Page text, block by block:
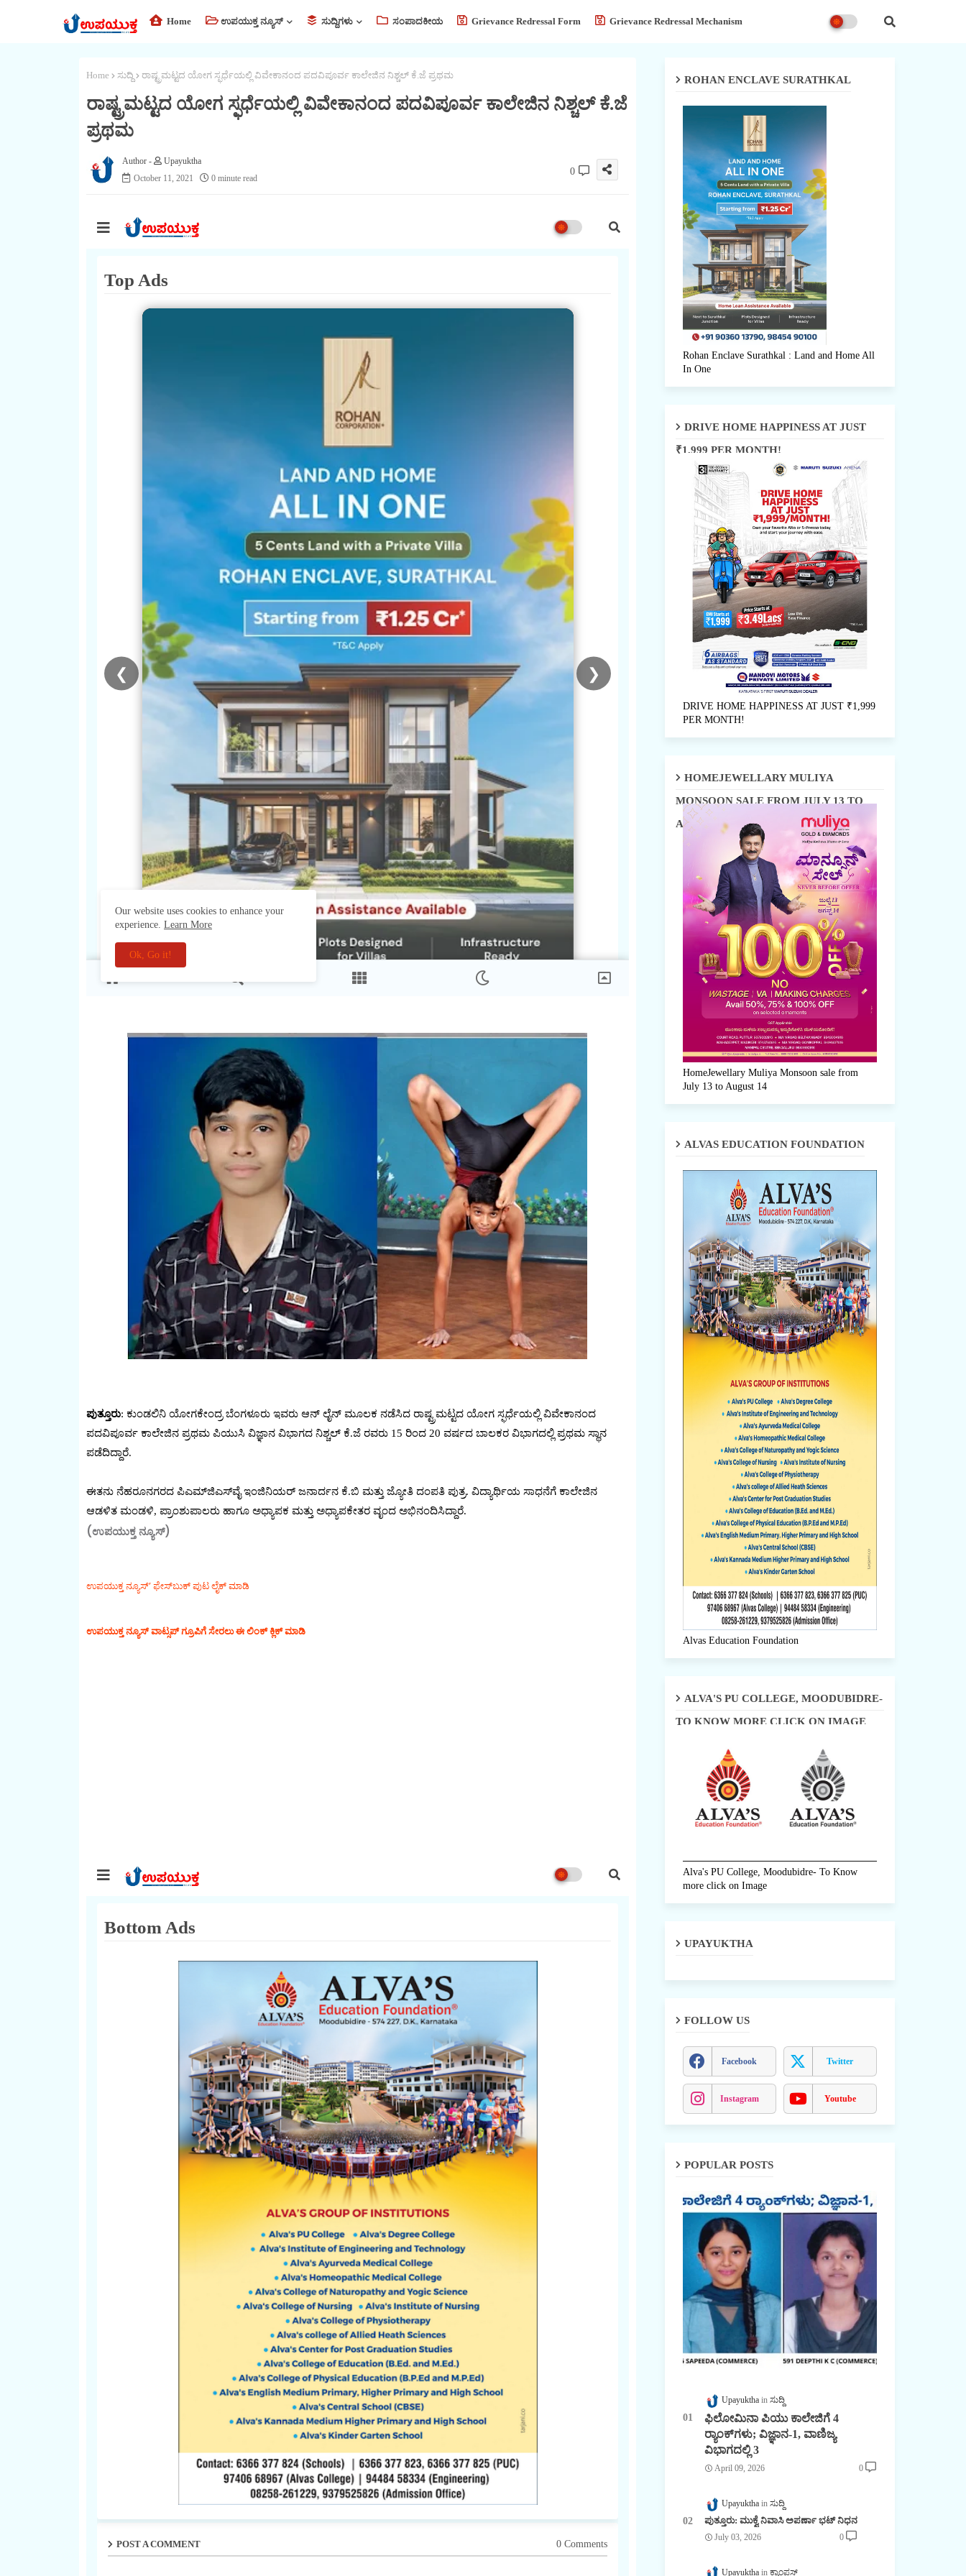
Home ಉಪಯುಕ್ತ ನ್ಯೂಸ್ ಸುದ್ದಿಗಳು ಸಂಪಾದಕೀಯ Grievance Redressal Form Grievance Redressal Mechanism
Home ಸುದ್ದಿ ರಾಷ್ಟ್ರಮಟ್ಟದ ಯೋಗ ಸ್ಫರ್ಧೆಯಲ್ಲಿ ವಿವೇಕಾನಂದ ಪದವಿಪೂರ್ವ ಕಾಲೇಜಿನ ನಿಶ್ಚಲ್ ಕೆ.ಜೆ ಪ್ರಥಮ
ರಾಷ್ಟ್ರಮಟ್ಟದ ಯೋಗ ಸ್ಫರ್ಧೆಯಲ್ಲಿ ವಿವೇಕಾನಂದ ಪದವಿಪೂರ್ವ ಕಾಲೇಜಿನ ನಿಶ್ಚಲ್ ಕೆ.ಜೆ
ಪ್ರಥಮ
Upayuktha
October 11, 2021
0 minute read
0
ಪುತ್ತೂರು: ಕುಂಡಲಿನಿ ಯೋಗಕೇಂದ್ರ ಬೆಂಗಳೂರು ಇವರು ಆನ್ ಲೈನ್ ಮೂಲಕ ನಡೆಸಿದ ರಾಷ್ಟ್ರಮಟ್ಟದ ಯೋಗ ಸ್ಫರ್ಧೆಯಲ್ಲಿ ವಿವೇಕಾನಂದ
ಪದವಿಪೂರ್ವ ಕಾಲೇಜಿನ ಪ್ರಥಮ ಪಿಯುಸಿ ವಿಜ್ಞಾನ ವಿಭಾಗದ ನಿಶ್ಚಲ್ ಕೆ.ಜೆ ರವರು 15 ರಿಂದ 20 ವರ್ಷದ ಬಾಲಕರ ವಿಭಾಗದಲ್ಲಿ ಪ್ರಥಮ ಸ್ಥಾನ
ಪಡೆದಿದ್ದಾರೆ.
ಈತನು ನೆಹರೂನಗರದ ಪಿಎಮ್‍ಜಿಎಸ್‍ವೈ ಇಂಜಿನಿಯರ್ ಜನಾರ್ದನ ಕೆ.ಬಿ ಮತ್ತು ಜ್ಯೋತಿ ದಂಪತಿ ಪುತ್ರ. ವಿದ್ಯಾರ್ಥಿಯ ಸಾಧನೆಗೆ ಕಾಲೇಜಿನ
ಆಡಳಿತ ಮಂಡಳಿ, ಪ್ರಾಂಶುಪಾಲರು ಹಾಗೂ ಅಧ್ಯಾಪಕ ಮತ್ತು ಅಧ್ಯಾಪಕೇತರ ವೃಂದ ಅಭಿನಂದಿಸಿದ್ದಾರೆ.
(ಉಪಯುಕ್ತ ನ್ಯೂಸ್)
ಉಪಯುಕ್ತ ನ್ಯೂಸ್‌’ ಫೇಸ್‌ಬುಕ್ ಪುಟ ಲೈಕ್ ಮಾಡಿ
ಉಪಯುಕ್ತ ನ್ಯೂಸ್‌ ವಾಟ್ಸಪ್‌ ಗ್ರೂಪಿಗೆ ಸೇರಲು ಈ ಲಿಂಕ್ ಕ್ಲಿಕ್ ಮಾಡಿ
ROHAN ENCLAVE SURATHKAL
Rohan Enclave Surathkal : Land and Home All
In One
DRIVE HOME HAPPINESS AT JUST
₹1,999 PER MONTH!
DRIVE HOME HAPPINESS AT JUST ₹1,999
PER MONTH!
HOMEJEWELLARY MULIYA
MONSOON SALE FROM JULY 13 TO
AUGUST 14
HomeJewellary Muliya Monsoon sale from
July 13 to August 14
ALVAS EDUCATION FOUNDATION
Alvas Education Foundation
ALVA'S PU COLLEGE, MOODUBIDRE-
TO KNOW MORE CLICK ON IMAGE
Alva's PU College, Moodubidre- To Know
more click on Image
UPAYUKTHA
FOLLOW US
Facebook Twitter
Instagram Youtube
POPULAR POSTS
Upayuktha ಸುದ್ದಿ
ಫಿಲೋಮಿನಾ ಪಿಯು ಕಾಲೇಜಿಗೆ 4
ರ್‍ಯಾಂಕ್‌ಗಳು; ವಿಜ್ಞಾನ-1, ವಾಣಿಜ್ಯ
ವಿಭಾಗದಲ್ಲಿ 3
April 09, 2026 0
Upayuktha ಸುದ್ದಿ
ಪುತ್ತೂರು: ಮುಕ್ವೆ ನಿವಾಸಿ ಅಪರ್ಣಾ ಭಟ್ ನಿಧನ
July 03, 2026 0
Upayuktha ಕ್ಯಾಂಪಸ್